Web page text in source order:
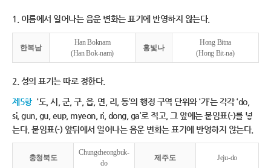
1. 이름에서 일어나는 음운 변화는 표기에 반영하지 않는다.
한복남
Han Boknam
(Han Bok-nam)
홍빛나
Hong Bitna
(Hong Bit-na)
2. 성의 표기는 따로 정한다.
제5항 ‘도, 시, 군, 구, 읍, 면, 리, 동’의 행정 구역 단위와 ‘가’는 각각 ‘do,
si, gun, gu, eup, myeon, ri, dong, ga’로 적고, 그 앞에는 붙임표(-)를 넣
는다. 붙임표(-) 앞뒤에서 일어나는 음운 변화는 표기에 반영하지 않는다.
충청북도
Chungcheongbuk-
do
제주도 Jeju-do